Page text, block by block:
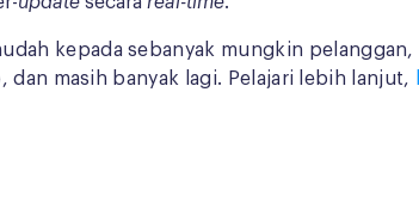
kepada sebanyak mungkin
masih banyak lagi. Pelajari lebih lanjut,